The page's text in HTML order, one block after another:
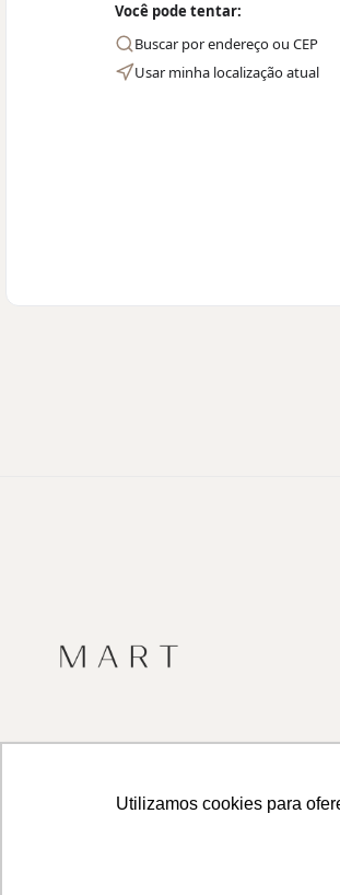
Utilizamos cookies para
Você pode tentar:
Buscar por endereço ou CEP
Usar minha localização atual